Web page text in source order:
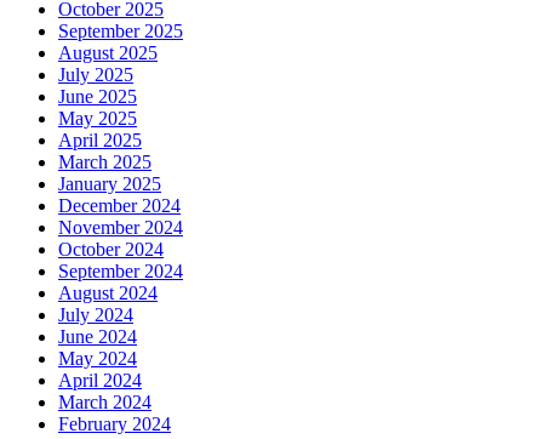
October 2025
September 2025
August 2025
July 2025
June 2025
May 2025
April 2025
March 2025
January 2025
December 2024
November 2024
October 2024
September 2024
August 2024
July 2024
June 2024
May 2024
April 2024
March 2024
February 2024